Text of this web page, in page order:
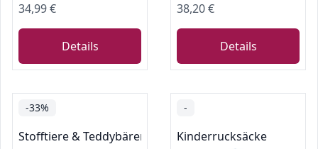
34,99 €
Details
38,20 €
Details
-33%
Stofftiere & Teddybären
-
Kinderrucksäcke